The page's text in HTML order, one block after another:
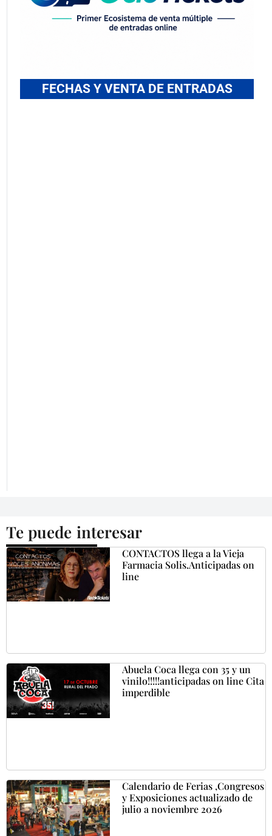
FECHAS Y VENTA DE ENTRADAS
Te puede interesar
CONTACTOS llega a la Vieja
Farmacia Solis.Anticipadas on
line
Abuela Coca llega con 35 y un
vinilo!!!!!anticipadas on line Cita
imperdible
Calendario de Ferias ,Congresos
y Exposiciones actualizado de
julio a noviembre 2026